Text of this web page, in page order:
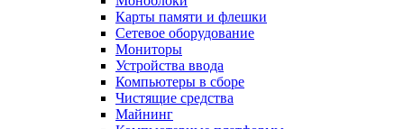
Карты памяти и флешки
Сетевое оборудование
Мониторы
Устройства ввода
Компьютеры в сборе
Чистящие средства
Майнинг